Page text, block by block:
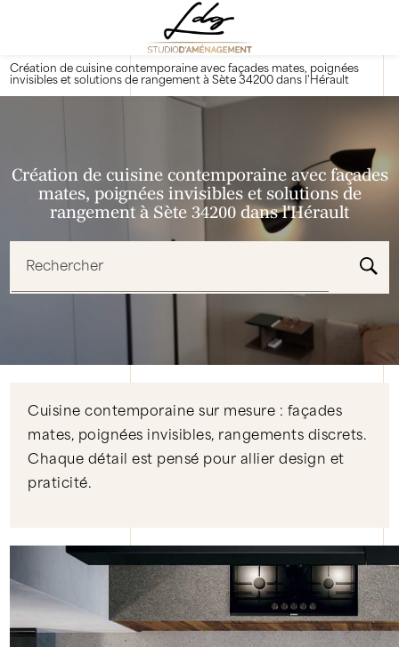
Création de cuisine contemporaine avec façades mates, poignées
invisibles et solutions de rangement à Sète 34200 dans l'Hérault
Création de cuisine contemporaine avec façades
mates, poignées invisibles et solutions de
rangement à Sète 34200 dans l'Hérault
Rechercher
Cuisine contemporaine sur mesure : façades
mates, poignées invisibles, rangements discrets.
Chaque détail est pensé pour allier design et
praticité.
Panneau de gestion des cookies